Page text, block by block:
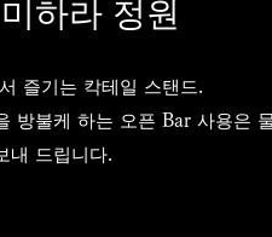
하라 정원
즐기는 칵테일 스탠드.
방불케 하는 오픈 Bar 사용은
내 드립니다.